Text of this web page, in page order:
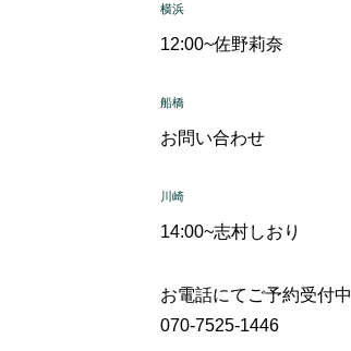
横浜
12:00~佐野莉奈
船橋
お問い合わせ
川崎
14:00~志村しおり
お電話にてご予約受付中
070-7525-1446